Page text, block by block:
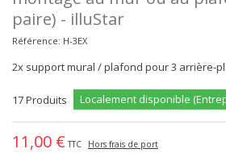
paire) - illuStar
Référence: H-3EX
2x support mural / plafond pour 3 arrière-
17Produits Localement disponible
11,00 € TTC Hors frais de port